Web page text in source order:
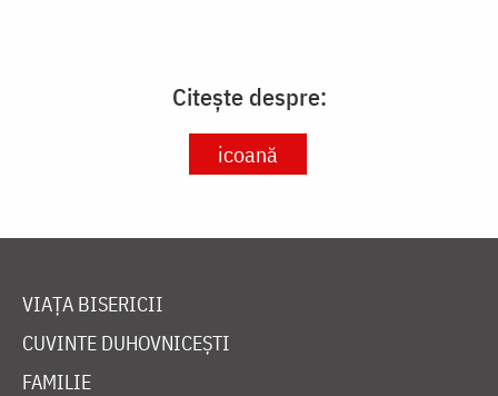
Citește despre:
icoană
VIAȚA BISERICII
CUVINTE DUHOVNICEȘTI
FAMILIE